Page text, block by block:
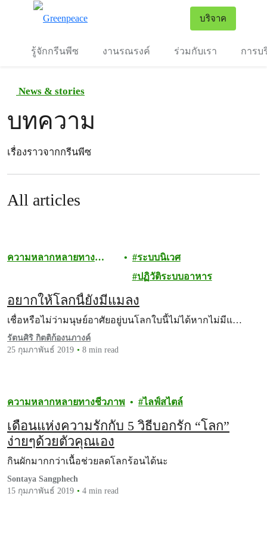
บริจาค
รู้จักกรีนพีซ งานรณรงค์ ร่วมกับเรา การบ
News & stories
บทความ
เรื่องราวจากกรีนพีซ
All articles
ความหลากหลายทาง
ระบบนิเวศ
ปฏิวัติระบบอาหาร
อยากให้โลกนี้ยังมีแมลง
เชื่อหรือไม่ว่ามนุษย์อาศัยอยู่บนโลกใบนี้ไม่ได้หากไม่มีแ…
รัตนศิริ กิตติก้องนภางค์
25 กุมภาพันธ์ 2019
8 min read
ความหลากหลายทางชีวภาพ ไลฟ์สไตล์
เดือนแห่งความรักกับ 5 วิธีบอกรัก “โลก”
ง่ายๆด้วยตัวคุณเอง
กินผักมากกว่าเนื้อช่วยลดโลกร้อนได้นะ
Sontaya Sangphech
15 กุมภาพันธ์ 2019
4 min read